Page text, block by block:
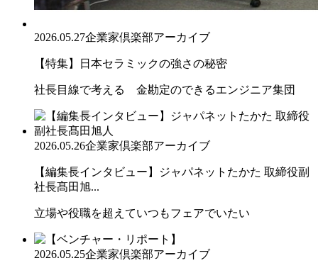
2026.05.27企業家倶楽部アーカイブ
【特集】日本セラミックの強さの秘密
社長目線で考える 金勘定のできるエンジニア集団
2026.05.26企業家倶楽部アーカイブ
【編集長インタビュー】ジャパネットたかた 取締役副
社長髙田旭...
立場や役職を超えていつもフェアでいたい
2026.05.25企業家倶楽部アーカイブ